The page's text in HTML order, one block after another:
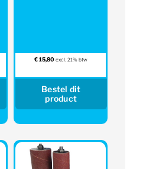
€15,80 excl. 21% btw
Bestel dit
product